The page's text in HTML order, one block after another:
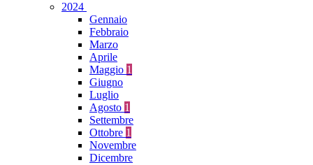
2024
Gennaio
Febbraio
Marzo
Aprile
Maggio 1
Giugno
Luglio
Agosto 1
Settembre
Ottobre 1
Novembre
Dicembre